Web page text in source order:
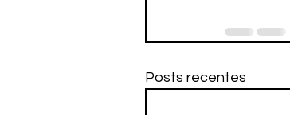
Posts recentes